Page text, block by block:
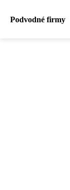
Podvodné firmy